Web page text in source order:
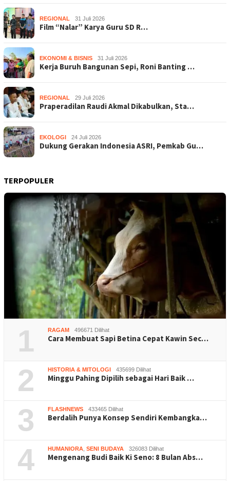
REGIONAL 31 Juli 2026
Film “Nalar” Karya Guru SD R…
EKONOMI & BISNIS 31 Juli 2026
Kerja Buruh Bangunan Sepi, Roni Banting …
REGIONAL 29 Juli 2026
Praperadilan Raudi Akmal Dikabulkan, Sta…
EKOLOGI 24 Juli 2026
Dukung Gerakan Indonesia ASRI, Pemkab Gu…
TERPOPULER
1 RAGAM 496671 Dilihat
Cara Membuat Sapi Betina Cepat Kawin Sec…
2 HISTORIA & MITOLOGI 435699 Dilihat
Minggu Pahing Dipilih sebagai Hari Baik …
3 FLASHNEWS 433465 Dilihat
Berdalih Punya Konsep Sendiri Kembangka…
4 HUMANIORA SENI BUDAYA 326083 Dilihat
Mengenang Budi Baik Ki Seno: 8 Bulan Abs…